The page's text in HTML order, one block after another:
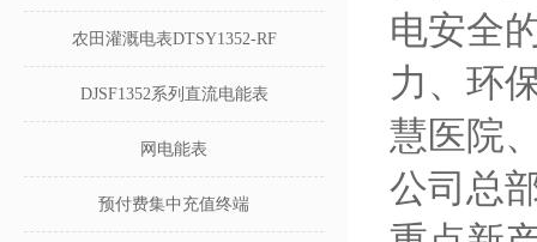
农田灌溉电表DTSY1352-RF
DJSF1352系列直流电能表
网电能表
预付费集中充值终端
电安全
力、环
慧医院
公司总